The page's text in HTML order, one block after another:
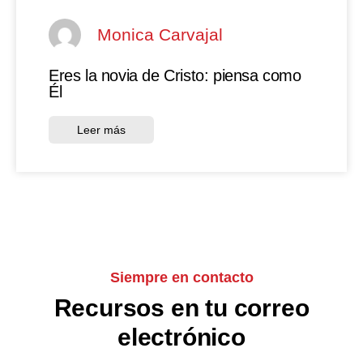
Monica Carvajal
Eres la novia de Cristo: piensa como
Él
Leer más
Siempre en contacto
Recursos en tu correo
electrónico